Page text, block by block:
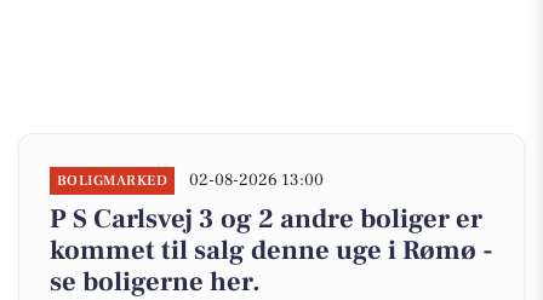
BOLIGMARKED 02-08-2026 13:00
P S Carlsvej 3 og 2 andre boliger er
kommet til salg denne uge i Rømø -
se boligerne her.